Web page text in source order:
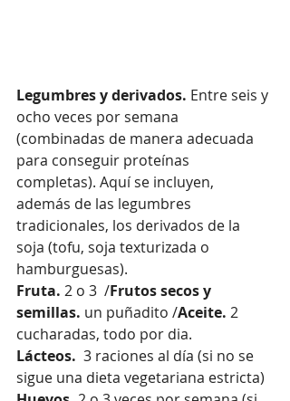
Legumbres y derivados. Entre seis y
ocho veces por semana
(combinadas de manera adecuada
para conseguir proteínas
completas). Aquí se incluyen,
además de las legumbres
tradicionales, los derivados de la
soja (tofu, soja texturizada o
hamburguesas).
Fruta. 2 o 3  /Frutos secos y
semillas. un puñadito /Aceite. 2
cucharadas, todo por dia.
Lácteos.
  3 raciones al día (si no se
sigue una dieta vegetariana estricta)